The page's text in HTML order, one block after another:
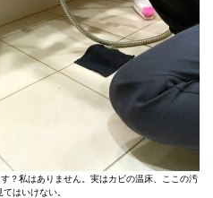
？私はありません。実はカビの温床、ここの汚
はいけない。